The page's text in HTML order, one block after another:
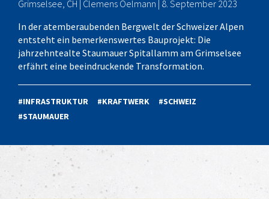
Grimselsee, CH | Clemens Oelmann | 8. September 2023
In der atemberaubenden Bergwelt der Schweizer Alpen
entsteht ein bemerkenswertes Bauprojekt: Die
jahrzehntealte Staumauer Spitallamm am Grimselsee
erfährt eine beeindruckende Transformation.
#INFRASTRUKTUR #KRAFTWERK
#SCHWEIZ
#STAUMAUER